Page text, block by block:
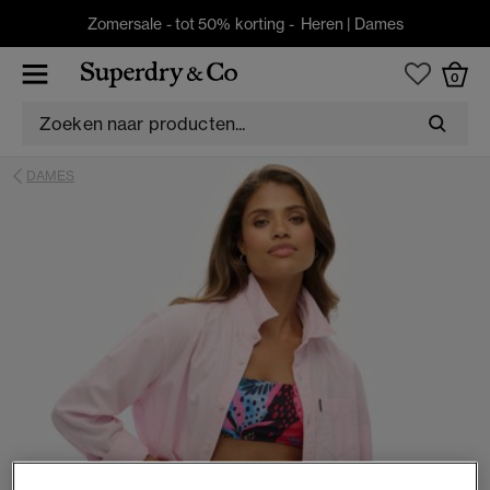
Zomersale - tot 50% korting - Heren | Dames
0
DAMES